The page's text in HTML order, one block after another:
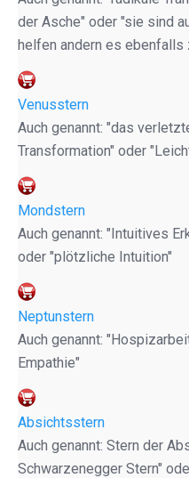
der Asche" oder "sie sind
helfen andern es ebenfalls
Venusstern
Auch genannt: "das
Transformation" oder
Mondstern
Auch genannt: "Intuitives
oder "plötzliche Intuition"
Neptunstern
Auch genannt:
Empathie"
Absichtsstern
Auch genannt: Stern der
Schwarzenegger Stern"